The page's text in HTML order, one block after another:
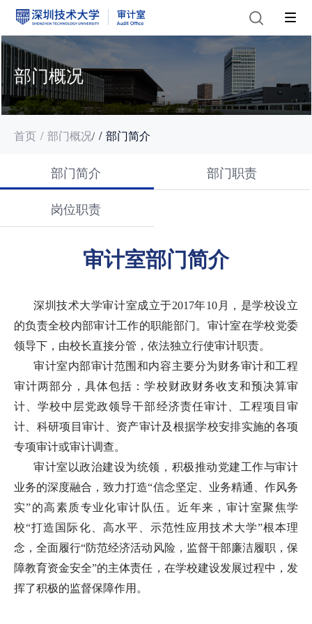
首页 部门概况/ 部门简介
部门概况
部门简介 部门职责
岗位职责
审计室部门简介
深圳技术大学审计室成立于2017年10月，是学校设立
的负责全校内部审计工作的职能部门。审计室在学校党委
领导下，由校长直接分管，依法独立行使审计职责。
审计室内部审计范围和内容主要分为财务审计和工程
审计两部分，具体包括：学校财政财务收支和预决算审
计、学校中层党政领导干部经济责任审计、工程项目审
计、科研项目审计、资产审计及根据学校安排实施的各项
专项审计或审计调查。
审计室以政治建设为统领，积极推动党建工作与审计
业务的深度融合，致力打造“信念坚定、业务精通、作风务
实”的高素质专业化审计队伍。近年来，审计室聚焦学
校“打造国际化、高水平、示范性应用技术大学”根本理
念，全面履行“防范经济活动风险，监督干部廉洁履职，保
障教育资金安全”的主体责任，在学校建设发展过程中，发
挥了积极的监督保障作用。